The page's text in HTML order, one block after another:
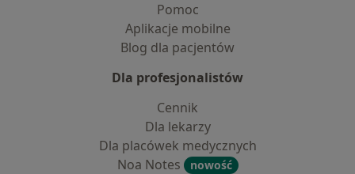
Pomoc
Aplikacje mobilne
Blog dla pacjentów
Dla profesjonalistów
Cennik
Dla lekarzy
Dla placówek medycznych
Noa Notes
nowość